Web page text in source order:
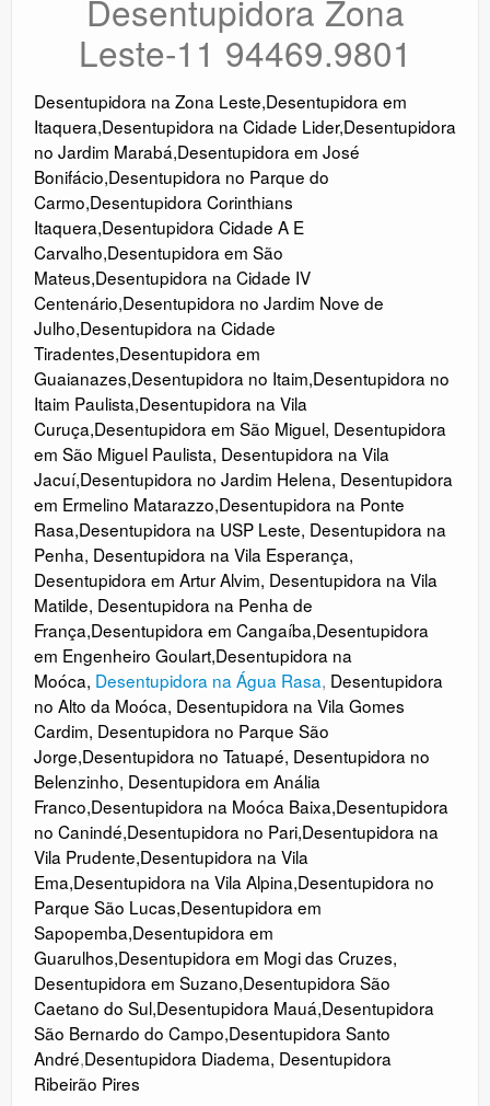
Desentupidora Zona
Leste-11 94469.9801
Desentupidora na Zona Leste,Desentupidora em
Itaquera,Desentupidora na Cidade Lider,Desentupidora
no Jardim Marabá,Desentupidora em José
Bonifácio,Desentupidora no Parque do
Carmo,Desentupidora Corinthians
Itaquera,Desentupidora Cidade A E
Carvalho,Desentupidora em São
Mateus,Desentupidora na Cidade IV
Centenário,Desentupidora no Jardim Nove de
Julho,Desentupidora na Cidade
Tiradentes,Desentupidora em
Guaianazes,Desentupidora no Itaim,Desentupidora no
Itaim Paulista,Desentupidora na Vila
Curuça,Desentupidora em São Miguel, Desentupidora
em São Miguel Paulista, Desentupidora na Vila
Jacuí,Desentupidora no Jardim Helena, Desentupidora
em Ermelino Matarazzo,Desentupidora na Ponte
Rasa,Desentupidora na USP Leste, Desentupidora na
Penha, Desentupidora na Vila Esperança,
Desentupidora em Artur Alvim, Desentupidora na Vila
Matilde, Desentupidora na Penha de
França,Desentupidora em Cangaíba,Desentupidora
em Engenheiro Goulart,Desentupidora na
Moóca, Desentupidora na Água Rasa, Desentupidora
no Alto da Moóca, Desentupidora na Vila Gomes
Cardim, Desentupidora no Parque São
Jorge,Desentupidora no Tatuapé, Desentupidora no
Belenzinho, Desentupidora em Anália
Franco,Desentupidora na Moóca Baixa,Desentupidora
no Canindé,Desentupidora no Pari,Desentupidora na
Vila Prudente,Desentupidora na Vila
Ema,Desentupidora na Vila Alpina,Desentupidora no
Parque São Lucas,Desentupidora em
Sapopemba,Desentupidora em
Guarulhos,Desentupidora em Mogi das Cruzes,
Desentupidora em Suzano,Desentupidora São
Caetano do Sul,Desentupidora Mauá,Desentupidora
São Bernardo do Campo,Desentupidora Santo
André,Desentupidora Diadema, Desentupidora
Ribeirão Pires